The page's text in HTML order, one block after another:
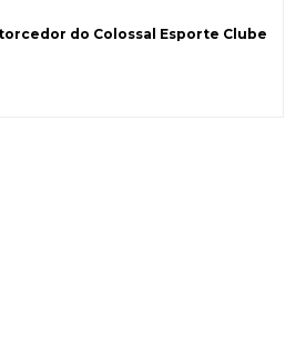
do Colossal Esporte Clube